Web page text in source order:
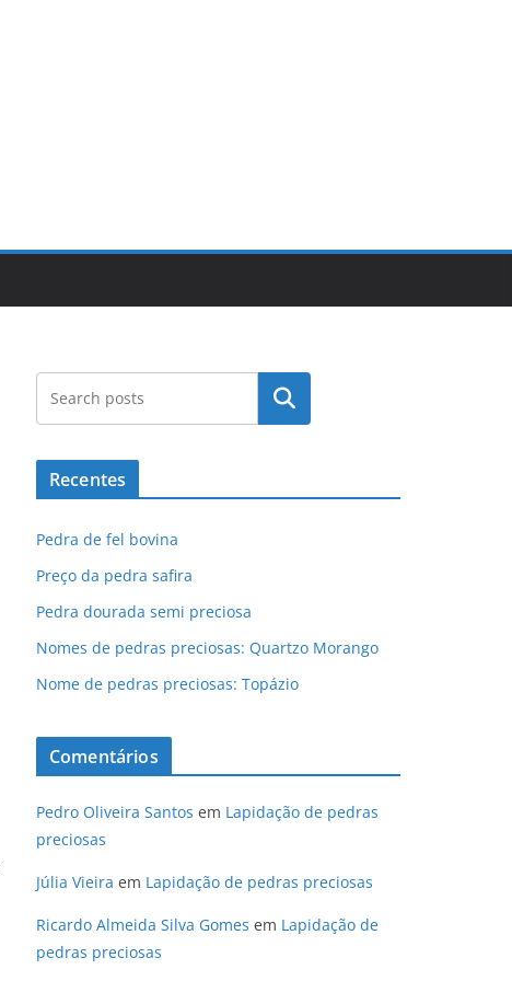
Pesquisar
Recentes
Pedra de fel bovina
Preço da pedra safira
Pedra dourada semi preciosa
Nomes de pedras preciosas: Quartzo Morango
Nome de pedras preciosas: Topázio
Comentários
Pedro Oliveira Santos em Lapidação de pedras
preciosas
Júlia Vieira em Lapidação de pedras preciosas
Ricardo Almeida Silva Gomes em Lapidação de
pedras preciosas